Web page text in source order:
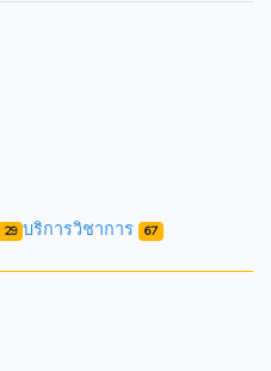
29 บริการวิชาการ 67